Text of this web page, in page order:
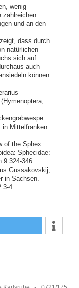
wenig
zahlreichen
und an den
dass durch
natürlichen
sich auf
auch
können.
Mittelfranken.
of the Sphex
Sphecidae:
9:324-346
Gussakovskij,
in Sachsen.
4